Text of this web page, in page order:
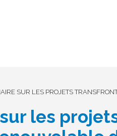
SUR LES PROJETS
les